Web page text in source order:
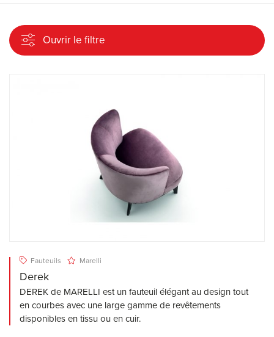
Ouvrir le filtre
Fauteuils Marelli
Derek
DEREK de MARELLI est un fauteuil élégant au design tout
en courbes avec une large gamme de revêtements
disponibles en tissu ou en cuir.